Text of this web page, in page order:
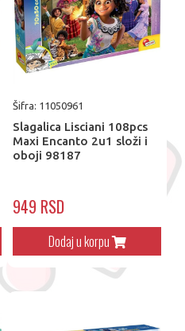
Šifra: 11050961
Slagalica Lisciani 108pcs
Maxi Encanto 2u1 složi i
oboji 98187
949 RSD
Dodaj u korpu